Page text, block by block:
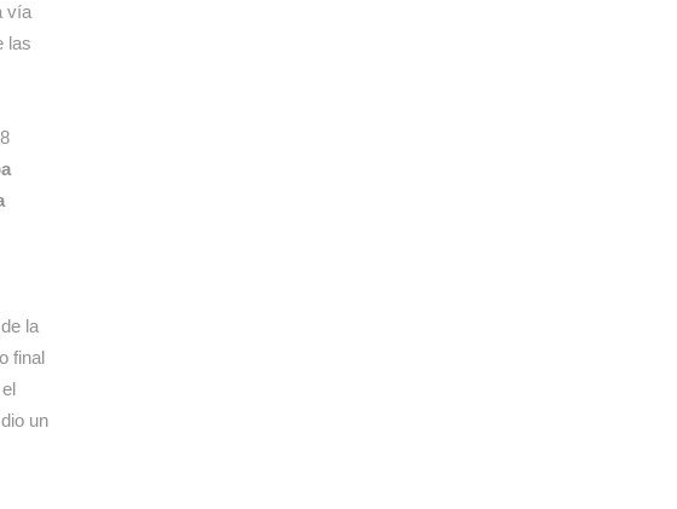
vía
las
la
final
dio un